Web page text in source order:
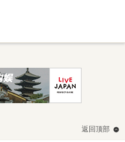
返回顶部